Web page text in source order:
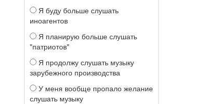
Я буду больше слушать
иноагентов
Я планирую больше слушать
"патриотов"
Я продолжу слушать музыку
зарубежного производства
У меня вообще пропало желание
слушать музыку